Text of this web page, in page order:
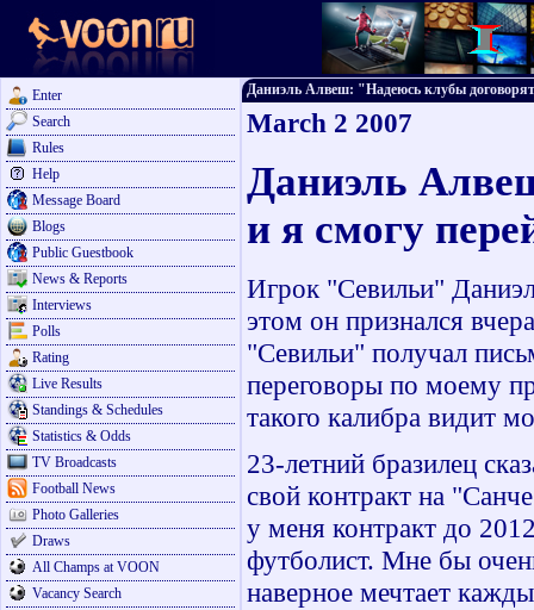
Enter
Search
Rules
Help
Message Board
Blogs
Public Guestbook
News & Reports
Interviews
Polls
Rating
Live Results
Standings & Schedules
Statistics & Odds
TV Broadcasts
Football News
Photo Galleries
Draws
All Champs at VOON
Vacancy Search
Даниэль Алвеш: "Надеюсь клубы
March 2 2007
Даниэль
и я смогу
Игрок "Севильи"
этом он признался
"Севильи" получал
переговоры по моему
такого калибра видит
23-летний бразилец
свой контракт на
у меня контракт до
футболист. Мне бы
наверное мечтает